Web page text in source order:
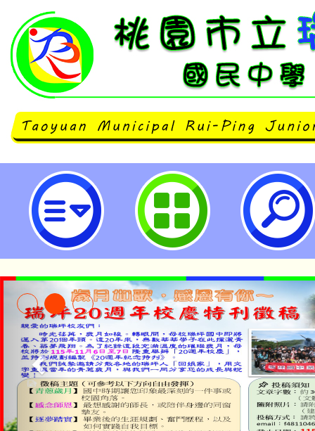
彰師大辦理「113學年度國民中小
教師探究、動機融入探究、跨領域
課程設計與專業知能成長計畫」-
中學
公告本校115學年度第